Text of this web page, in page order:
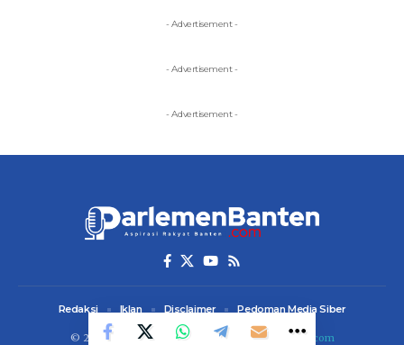
- Advertisement -
- Advertisement -
- Advertisement -
© 2023 ParlemenBanten. Designed by dezainin.com
Redaksi Iklan Disclaimer Pedoman Media Siber